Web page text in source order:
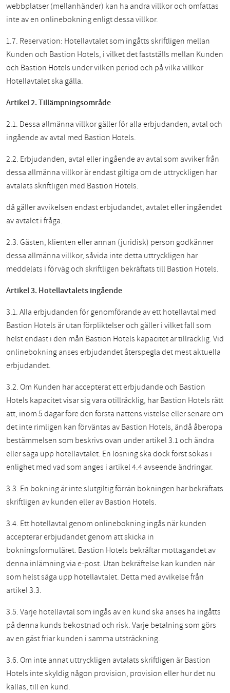
webbplatser (mellanhänder) kan ha andra villkor och omfattas
inte av en onlinebokning enligt dessa villkor.
1.7. Reservation: Hotellavtalet som ingåtts skriftligen mellan
Kunden och Bastion Hotels, i vilket det fastställs mellan Kunden
och Bastion Hotels under vilken period och på vilka villkor
Hotellavtalet ska gälla.
Artikel 2. Tillämpningsområde
2.1. Dessa allmänna villkor gäller för alla erbjudanden, avtal och
ingående av avtal med Bastion Hotels.
2.2. Erbjudanden, avtal eller ingående av avtal som avviker från
dessa allmänna villkor är endast giltiga om de uttryckligen har
avtalats skriftligen med Bastion Hotels.
då gäller avvikelsen endast erbjudandet, avtalet eller ingåendet
av avtalet i fråga.
2.3. Gästen, klienten eller annan (juridisk) person godkänner
dessa allmänna villkor, såvida inte detta uttryckligen har
meddelats i förväg och skriftligen bekräftats till Bastion Hotels.
Artikel 3. Hotellavtalets ingående
3.1. Alla erbjudanden för genomförande av ett hotellavtal med
Bastion Hotels är utan förpliktelser och gäller i vilket fall som
helst endast i den mån Bastion Hotels kapacitet är tillräcklig. Vid
onlinebokning anses erbjudandet återspegla det mest aktuella
erbjudandet.
3.2. Om Kunden har accepterat ett erbjudande och Bastion
Hotels kapacitet visar sig vara otillräcklig, har Bastion Hotels rätt
att, inom 5 dagar före den första nattens vistelse eller senare om
det inte rimligen kan förväntas av Bastion Hotels, ändå åberopa
bestämmelsen som beskrivs ovan under artikel 3.1 och ändra
eller säga upp hotellavtalet. En lösning ska dock först sökas i
enlighet med vad som anges i artikel 4.4 avseende ändringar.
3.3. En bokning är inte slutgiltig förrän bokningen har bekräftats
skriftligen av kunden eller av Bastion Hotels.
3.4. Ett hotellavtal genom onlinebokning ingås när kunden
accepterar erbjudandet genom att skicka in
bokningsformuläret. Bastion Hotels bekräftar mottagandet av
denna inlämning via e-post. Utan bekräftelse kan kunden när
som helst säga upp hotellavtalet. Detta med avvikelse från
artikel 3.3.
3.5. Varje hotellavtal som ingås av en kund ska anses ha ingåtts
på denna kunds bekostnad och risk. Varje betalning som görs
av en gäst friar kunden i samma utsträckning.
3.6. Om inte annat uttryckligen avtalats skriftligen är Bastion
Hotels inte skyldig någon provision, provision eller hur det nu
kallas, till en kund.